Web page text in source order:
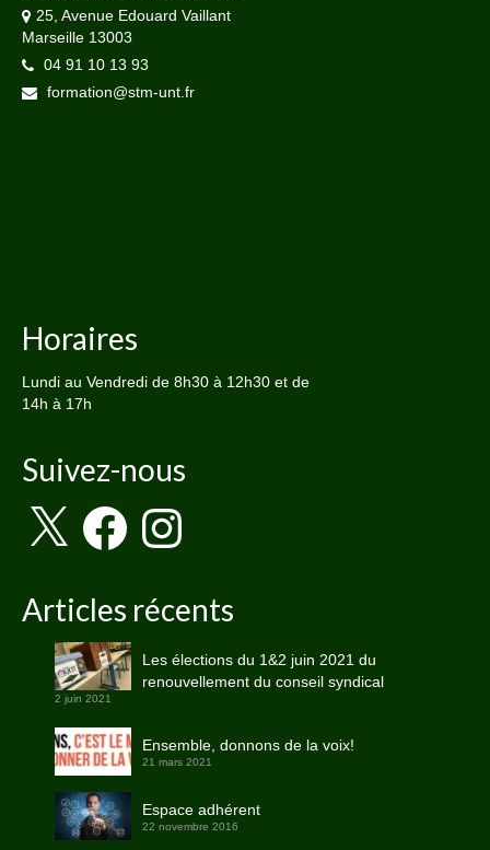
25, Avenue Edouard Vaillant
Marseille 13003
04 91 10 13 93
formation@stm-unt.fr
Horaires
Lundi au Vendredi de 8h30 à 12h30 et de
14h à 17h
Suivez-nous
FacebookInstagram
Articles récents
Les élections du 1&2 juin 2021 du
renouvellement du conseil syndical
2 juin 2021
Ensemble, donnons de la voix!
21 mars 2021
Espace adhérent
22 novembre 2016